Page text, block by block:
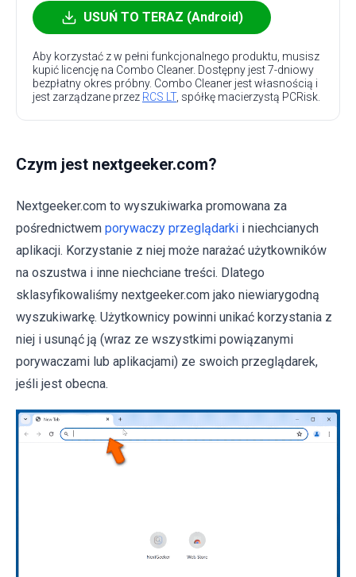
USUŃ TO TERAZ (Android)
Aby korzystać z w pełni funkcjonalnego produktu, musisz
kupić licencję na Combo Cleaner. Dostępny jest 7-dniowy
bezpłatny okres próbny. Combo Cleaner jest własnością i
jest zarządzane przez RCS LT, spółkę macierzystą PCRisk.
Czym jest nextgeeker.com?
Nextgeeker.com to wyszukiwarka promowana za
pośrednictwem porywaczy przeglądarki i niechcianych
aplikacji. Korzystanie z niej może narażać użytkowników
na oszustwa i inne niechciane treści. Dlatego
sklasyfikowaliśmy nextgeeker.com jako niewiarygodną
wyszukiwarkę. Użytkownicy powinni unikać korzystania z
niej i usunąć ją (wraz ze wszystkimi powiązanymi
porywaczami lub aplikacjami) ze swoich przeglądarek,
jeśli jest obecna.